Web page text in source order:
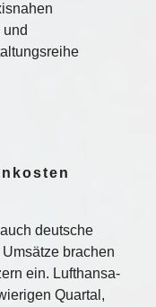
deutsche
brachen
ein. Lufthansa-
Quartal,